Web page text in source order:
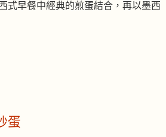
式早餐中經典的煎蛋結合，再以墨西
蛋